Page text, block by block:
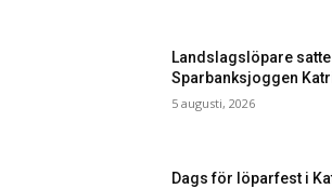
Landslagslöpare
Sparbanksjoggen
5 augusti, 2026
Dags för löparfest i